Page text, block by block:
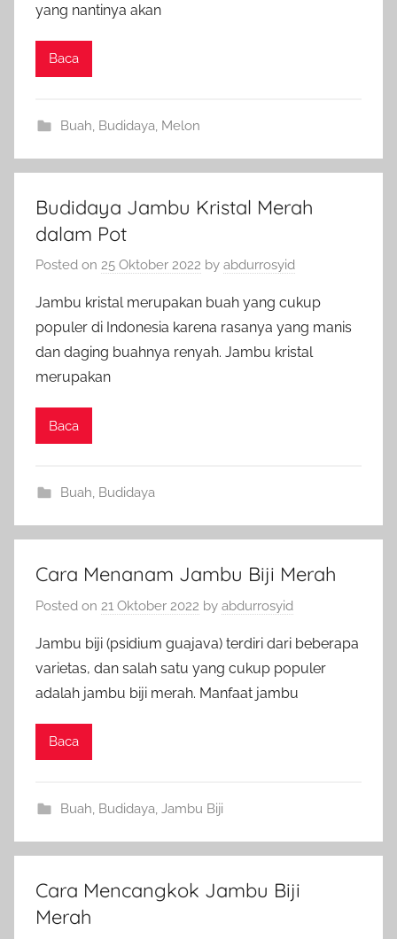
yang nantinya akan
Baca
Buah Budidaya Melon
Budidaya Jambu Kristal Merah
dalam Pot
Posted on 25 Oktober 2022 by abdurrosyid
Jambu kristal merupakan buah yang cukup
populer di Indonesia karena rasanya yang manis
dan daging buahnya renyah. Jambu kristal
merupakan
Baca
Buah, Budidaya
Cara Menanam Jambu Biji Merah
Posted on 21 Oktober 2022 by abdurrosyid
Jambu biji (psidium guajava) terdiri dari beberapa
varietas, dan salah satu yang cukup populer
adalah jambu biji merah. Manfaat jambu
Baca
Buah Budidaya Jambu Biji
Cara Mencangkok Jambu Biji
Merah